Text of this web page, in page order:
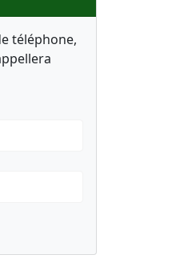
téléphone,